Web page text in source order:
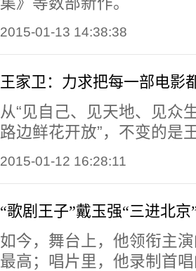
2015-01-13 14:38:38
王家卫：力求把每一部电影
从“见自己、见天地、见众
路边鲜花开放”，不变的是
2015-01-12 16:28:11
“歌剧王子”戴玉强“三进北京
如今，舞台上，他领衔主
最高；唱片里，他录制首